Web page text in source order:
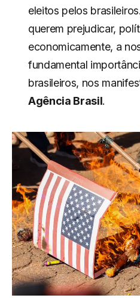
eleitos pelos
querem prejudicar,
economicamente, a
fundamental
brasileiros, nos
Agência Brasil.